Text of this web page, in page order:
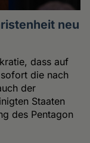
neu
dass auf
die nach
der
Staaten
des Pentagon